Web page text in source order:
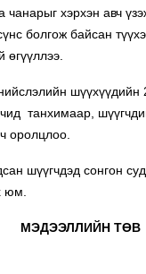
чанарыг хэрхэн авч
болгож байсан
өгүүллээ.
танхимаар,
оролцлоо.
шүүгчдэд сонгон
юм.
МЭДЭЭЛЛИЙН ТӨВ